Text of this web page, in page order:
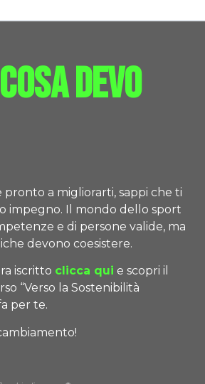
devo
pronto a migliorarti, sappi che ti
impegno. Il mondo dello sport
e di persone valide, ma
devono coesistere.
iscritto clicca qui e scopri il
“Verso la Sostenibilità
per te.